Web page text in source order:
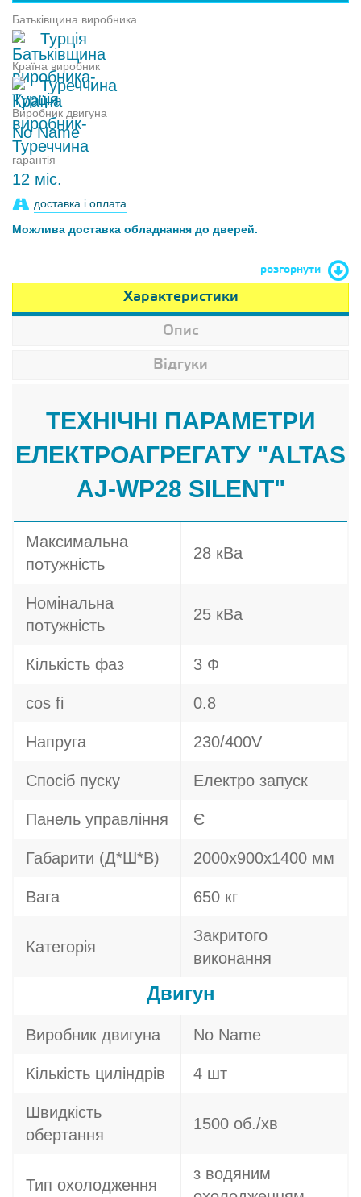
Батьківщина виробника
Турція
Країна виробник
Туреччина
Виробник двигуна
No Name
гарантія
12 міс.
доставка і оплата
Можлива доставка обладнання до дверей.
розгорнути
Характеристики
Опис
Відгуки
ТЕХНІЧНІ ПАРАМЕТРИ
ЕЛЕКТРОАГРЕГАТУ "ALTAS
AJ-WP28 SILENT"
Максимальна
потужність
28 кВа
Номінальна
потужність
25 кВа
Кількість фаз 3 Ф
cos fi 0.8
Напруга 230/400V
Спосіб пуску Електро запуск
Панель управління Є
Габарити (Д*Ш*В) 2000х900х1400 мм
Вага 650 кг
Категорія
Закритого
виконання
Двигун
Виробник двигуна No Name
Кількість циліндрів 4 шт
Швидкість
обертання
1500 об./хв
Тип охолодження
з водяним